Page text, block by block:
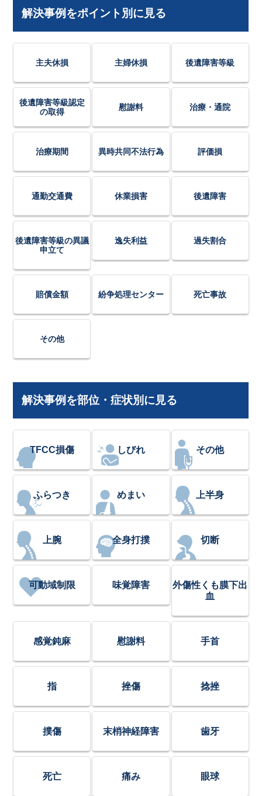
解決事例をポイント別に見る
主夫休損 主婦休損 後遺障害等級
後遺障害等級認定
の取得
慰謝料 治療・通院
治療期間 異時共同不法行為 評価損
通勤交通費 休業損害 後遺障害
後遺障害等級の異議
申立て
逸失利益 過失割合
賠償金額 紛争処理センター 死亡事故
その他
解決事例を部位・症状別に見る
TFCC損傷 しびれ その他
ふらつき めまい 上半身
上腕 全身打撲 切断
可動域制限 味覚障害
外傷性くも膜下出
血
感覚鈍麻 慰謝料 手首
指 挫傷 捻挫
撲傷 末梢神経障害 歯牙
死亡 痛み 眼球